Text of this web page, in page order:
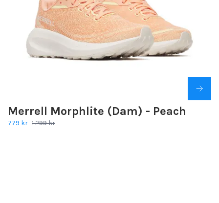
Merrell Morphlite (Dam) - Peach
779 kr 1 299 kr